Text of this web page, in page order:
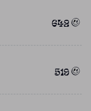
642
519